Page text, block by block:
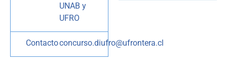
UNAB y
UFRO
Contactoconcurso.diufro@ufrontera.cl